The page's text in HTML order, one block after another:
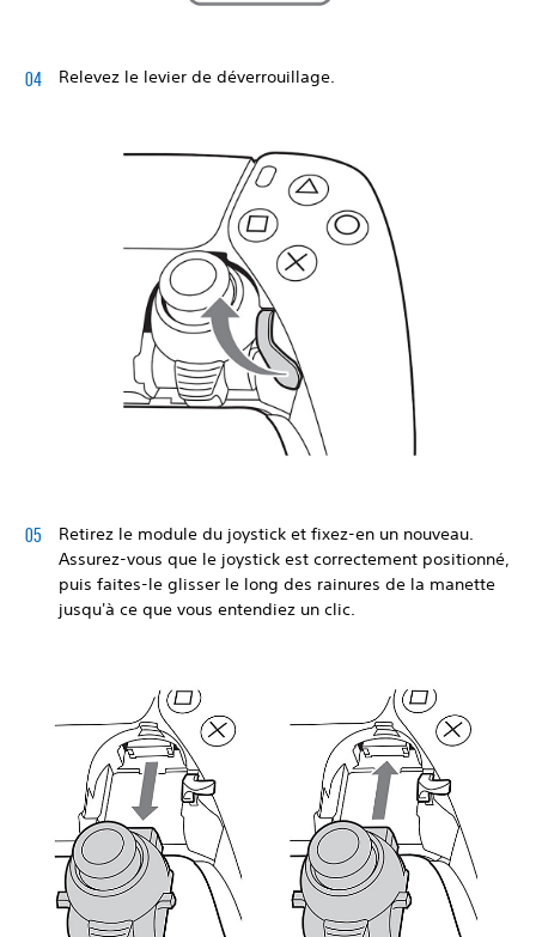
Relevez le levier de déverrouillage.
Retirez le module du joystick et fixez-en un nouveau.
Assurez-vous que le joystick est correctement positionné,
puis faites-le glisser le long des rainures de la manette
jusqu'à ce que vous entendiez un clic.